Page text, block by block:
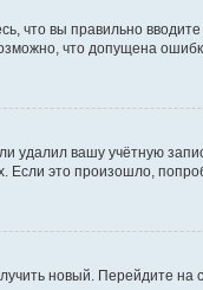
что вы правильно
что допущена
удалил вашу учётную
это произошло,
новый. Перейдите